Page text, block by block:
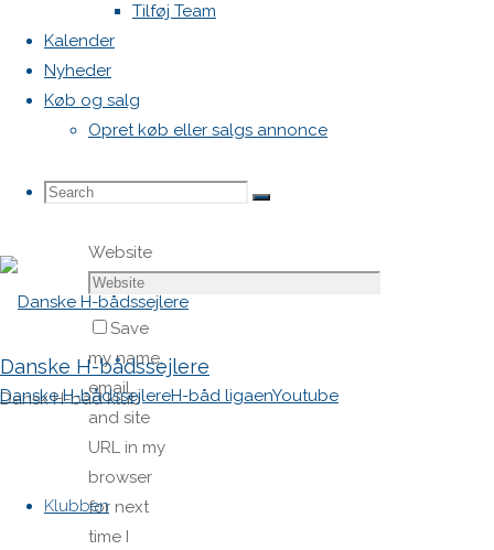
Tilføj Team
Kalender
Nyheder
Køb og salg
Opret køb eller salgs annonce
Search
Search
Search
Danske H-bådssejlere
Dansk H-båd klub
Danske H-bådssejlereH-båd ligaenYoutube
Klubben
Name*
Email*
Website
Save
my name,
email,
and site
URL in my
browser
for next
time I